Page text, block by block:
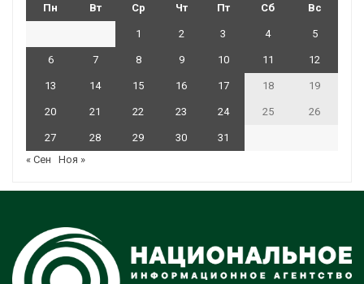
Пн Вт Ср Чт Пт Сб Вс
1 2 3 4 5
6 7 8 9 10 11 12
13 14 15 16 17 18 19
20 21 22 23 24 25 26
27 28 29 30
31
« Сен
Ноя »